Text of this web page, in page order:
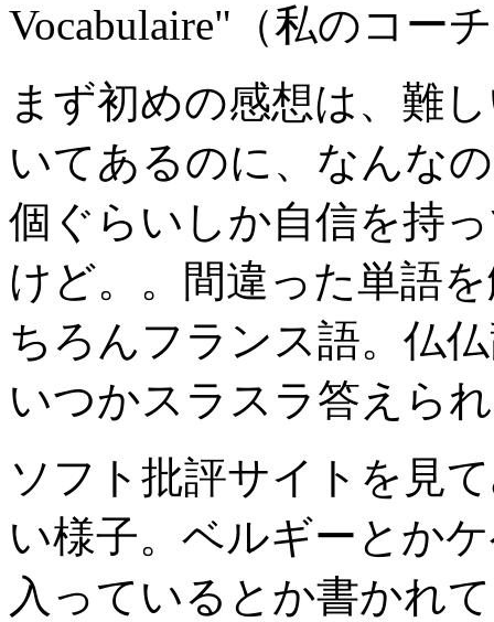
Vocabulaire"（私のコー
まず初めの感想は、難
いてあるのに、なんな
個ぐらいしか自信を持
けど。。間違った単語
ちろんフランス語。仏
いつかスラスラ答えら
ソフト批評サイトを見
い様子。ベルギーとか
入っているとか書かれ